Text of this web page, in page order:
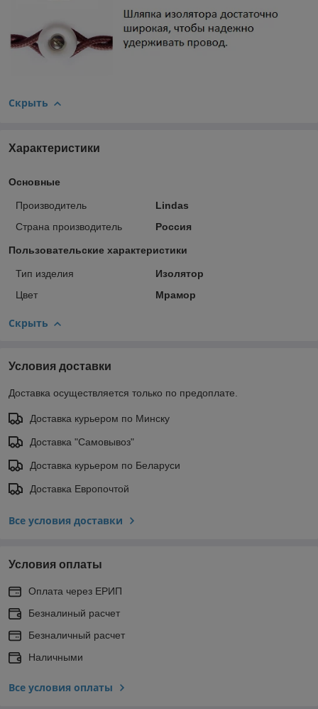
Скрыть
Характеристики
Основные
Производитель
Lindas
Страна производитель
Россия
Пользовательские характеристики
Тип изделия
Изолятор
Цвет
Мрамор
Скрыть
Условия доставки
Доставка осуществляется только по предоплате.
Доставка курьером по Минску
Доставка "Самовывоз"
Доставка курьером по Беларуси
Доставка Европочтой
Все условия доставки
Условия оплаты
Оплата через ЕРИП
Безналиный расчет
Безналичный расчет
Наличными
Все условия оплаты